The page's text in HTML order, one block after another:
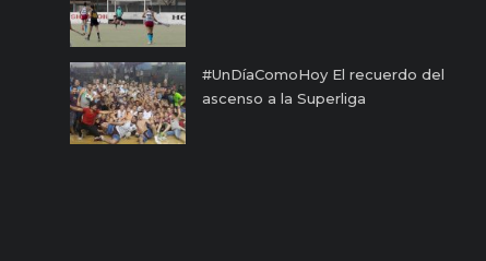
#UnDíaComoHoy El recuerdo del
ascenso a la Superliga